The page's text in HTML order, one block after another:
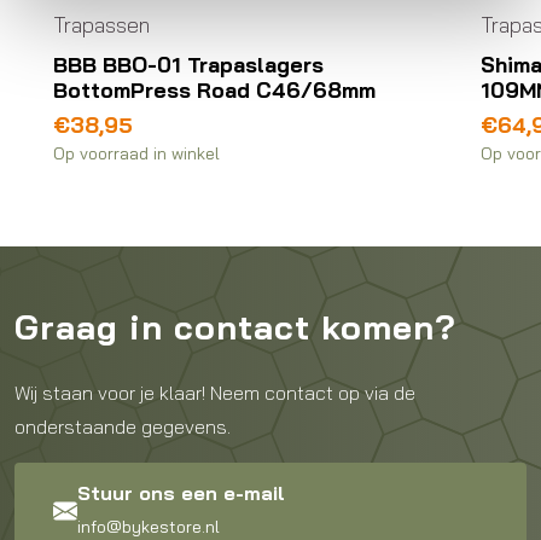
Trapassen
BBB BBO-01 Trapaslagers
BottomPress Road C46/68mm
€38,95
Op voorraad in winkel
€
Op
Graag in contact komen?
Wij staan voor je klaar! Neem contact op via de
onderstaande gegevens.
Stuur ons een e-mail
info@bykestore.nl